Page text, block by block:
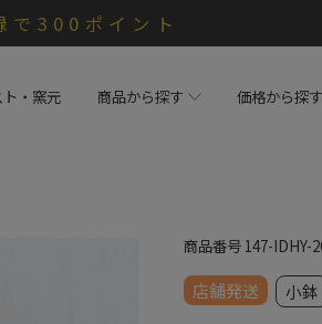
で300ポイント
・窯元 商品から探す 価格から探す
商品番号 147-IDHY-
店舗発送 小鉢